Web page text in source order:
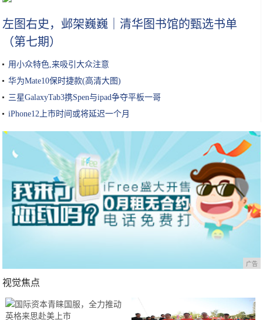
左图右史，邺架巍巍｜清华图书馆的甄选书单
（第七期）
用小众特色,来吸引大众注意
华为Mate10保时捷款(高清大图)
三星GalaxyTab3携Spen与ipad争夺平板一哥
iPhone12上市时间或将延迟一个月
广告
视觉焦点